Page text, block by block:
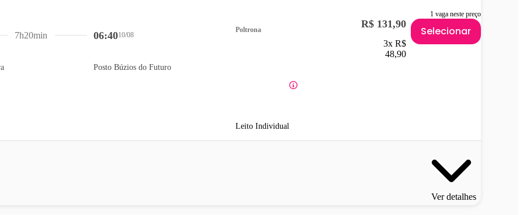
1 vaga neste preço
06:4010/08
Posto Búzios do Futuro
7h20min
Poltrona
Leito Individual
R$ 131,90
3x R$
48,90
Selecionar
Ver detalhes